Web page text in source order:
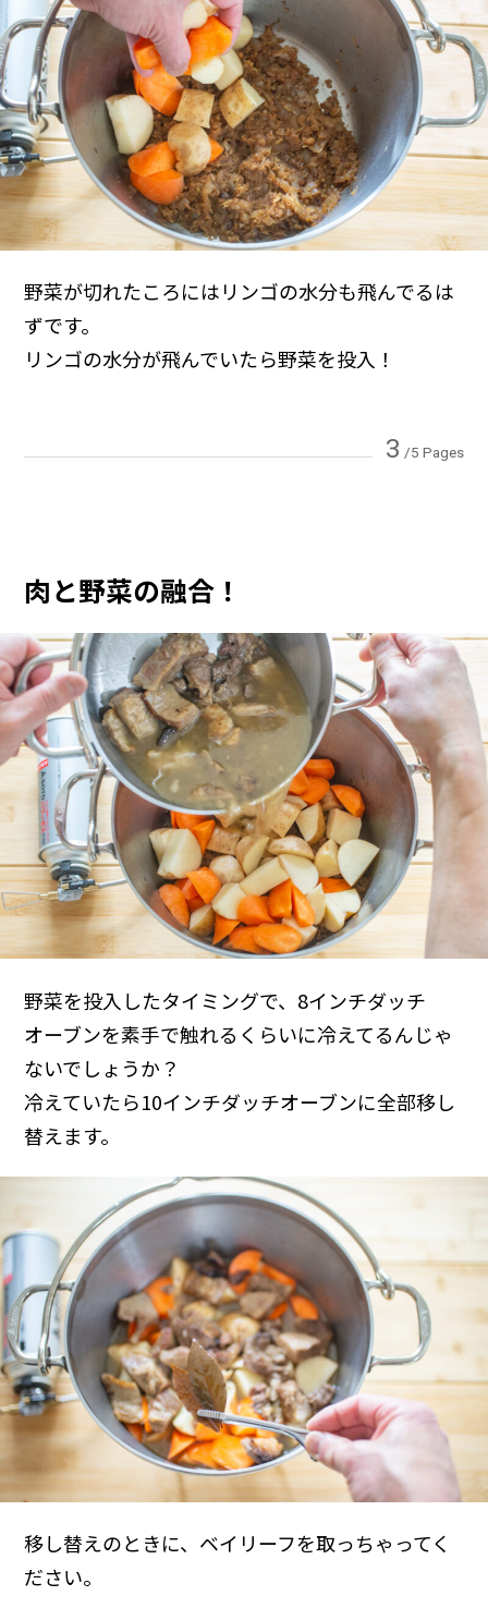
野菜が切れたころにはリンゴの水分も飛んでるは
ずです。
リンゴの水分が飛んでいたら野菜を投入！
3 /5 Pages
肉と野菜の融合！
野菜を投入したタイミングで、8インチダッチ
オーブンを素手で触れるくらいに冷えてるんじゃ
ないでしょうか？
冷えていたら10インチダッチオーブンに全部移し
替えます。
移し替えのときに、ベイリーフを取っちゃってく
ださい。